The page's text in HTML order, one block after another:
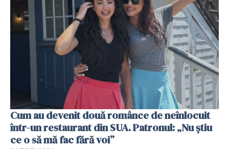
Cum au devenit două românce de neînlocuit
într-un restaurant din SUA. Patronul: „Nu știu
ce o să mă fac fără voi”